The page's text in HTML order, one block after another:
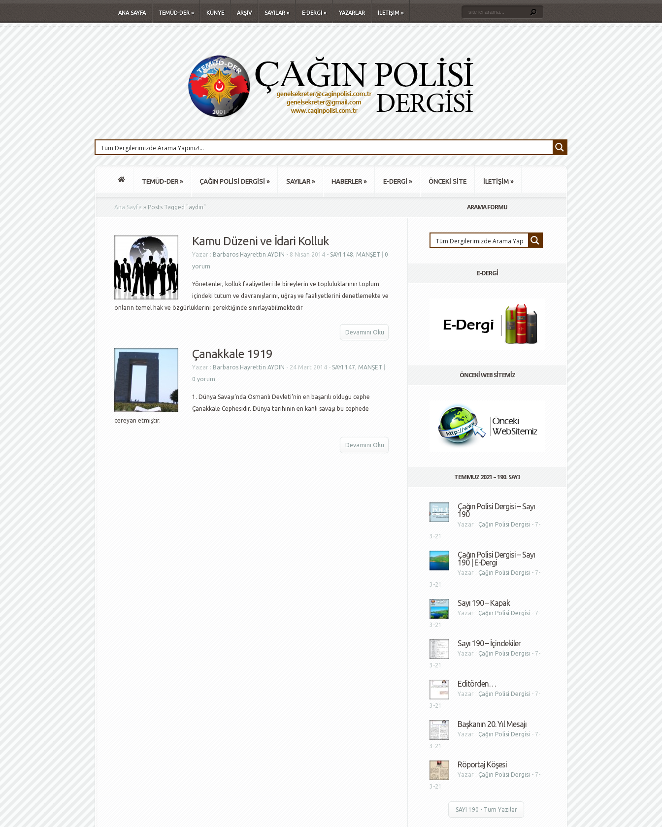
ANA SAYFA TEMÜD-DER » KÜNYE ARŞİV SAYILAR» E-DERGİ » YAZARLAR İLETİŞİM »
TEMÜD-DER » ÇAĞIN POLİSİ DERGİSİ » SAYILAR » HABERLER » E-DERGİ » ÖNCEKİ SİTE İLETİŞİM »
Ana Sayfa » Posts Tagged "aydın"
Kamu Düzeni ve İdari Kolluk
Yazar : Barbaros Hayrettin AYDIN - 8 Nisan 2014 - SAYI 148, MANŞET
0
yorum
Yönetenler, kolluk faaliyetleri ile bireylerin ve topluluklarının toplum
içindeki tutum ve davranışlarını, uğraş ve faaliyetlerini denetlemekte ve
onların temel hak ve özgürlüklerini gerektiğinde sınırlayabilmektedir
Devamını Oku
Çanakkale 1919
Yazar : Barbaros Hayrettin AYDIN - 24 Mart 2014 - SAYI 147, MANŞET
0 yorum
1. Dünya Savaşı’nda Osmanlı Devleti’nin en başarılı olduğu cephe
Çanakkale Cephesidir. Dünya tarihinin en kanlı savaşı bu cephede
cereyan etmiştir.
Devamını Oku
ARAMA FORMU
E-DERGİ
ÖNCEKİ WEB SİTEMİZ
TEMMUZ 2021 – 190. SAYI
Çağın Polisi Dergisi – Sayı
190
Yazar : Çağın Polisi Dergisi - 7-
3-21
Çağın Polisi Dergisi – Sayı
190 | E-Dergi
Yazar : Çağın Polisi Dergisi - 7-
3-21
Sayı 190 – Kapak
Yazar : Çağın Polisi Dergisi - 7-
3-21
Sayı 190 – İçindekiler
Yazar : Çağın Polisi Dergisi - 7-
3-21
Editörden…
Yazar : Çağın Polisi Dergisi - 7-
3-21
Başkanın 20. Yıl Mesajı
Yazar : Çağın Polisi Dergisi - 7-
3-21
Röportaj Köşesi
Yazar : Çağın Polisi Dergisi - 7-
3-21
SAYI 190 - Tüm Yazılar